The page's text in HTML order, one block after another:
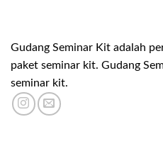
Gudang Seminar Kit adalah
paket seminar kit. Gudang
seminar kit.